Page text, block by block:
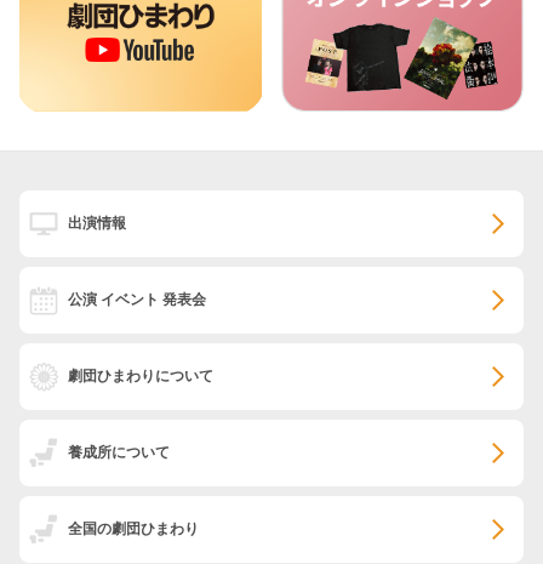
出演情報
公演 イベント 発表会
劇団ひまわりについて
養成所について
全国の劇団ひまわり